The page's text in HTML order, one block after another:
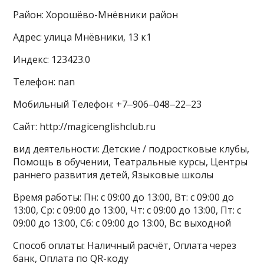
Район: Хорошёво-Мнёвники район
Адрес: улица Мнёвники, 13 к1
Индекс: 123423.0
Телефон: nan
Мобильный Телефон: +7‒906‒048‒22‒23
Сайт: http://magicenglishclub.ru
вид деятельности: Детские / подростковые клубы,
Помощь в обучении, Театральные курсы, Центры
раннего развития детей, Языковые школы
Время работы: Пн: с 09:00 до 13:00, Вт: с 09:00 до
13:00, Ср: с 09:00 до 13:00, Чт: с 09:00 до 13:00, Пт: с
09:00 до 13:00, Сб: с 09:00 до 13:00, Вс: выходной
Способ оплаты: Наличный расчёт, Оплата через
банк, Оплата по QR-коду